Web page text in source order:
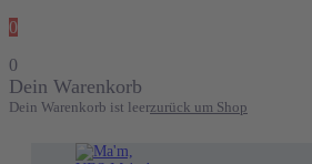
0
0
Dein Warenkorb
Dein Warenkorb ist leerzurück um Shop